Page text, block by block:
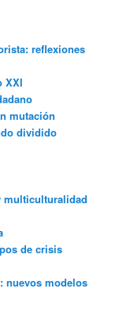
reflexiones
XXI
mutación
dividido
multiculturalidad
de crisis
nuevos modelos